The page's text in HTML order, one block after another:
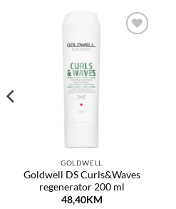
GOLDWELL
Goldwell DS Curls&Waves
regenerator 200 ml
48,40KM